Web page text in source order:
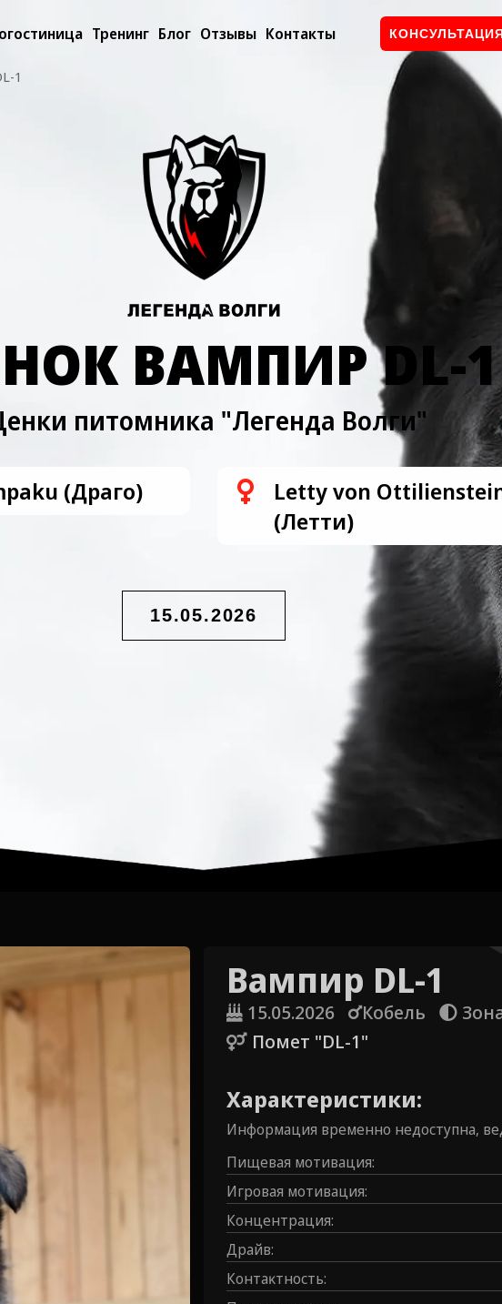
Тренинг Блог Отзывы Контакты
1
ВАМПИР DL-1
питомника "Легенда Волги"
(Драго)
Letty von
(Летти)
15.05.2026
Вампир DL-1
15.05.2026 Кобель
Помет "DL-1"
Характеристики:
Информация временно недоступна,
Пищевая мотивация:
Игровая мотивация:
Концентрация:
Драйв:
Контаĸтность: